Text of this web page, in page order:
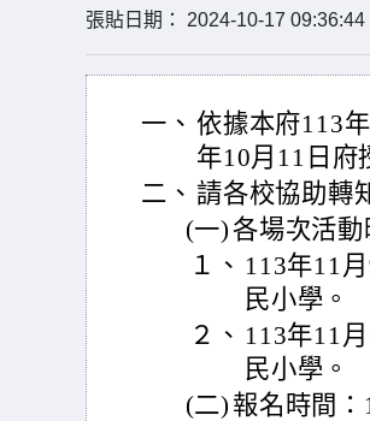
張貼日期： 2024-10-17
一、 依據本府113
年10月11日府
二、 請各校協助轉
(一)各場次活動
１、 113年11
民小學。
２、 113年11
民小學。
(二) 報名時間